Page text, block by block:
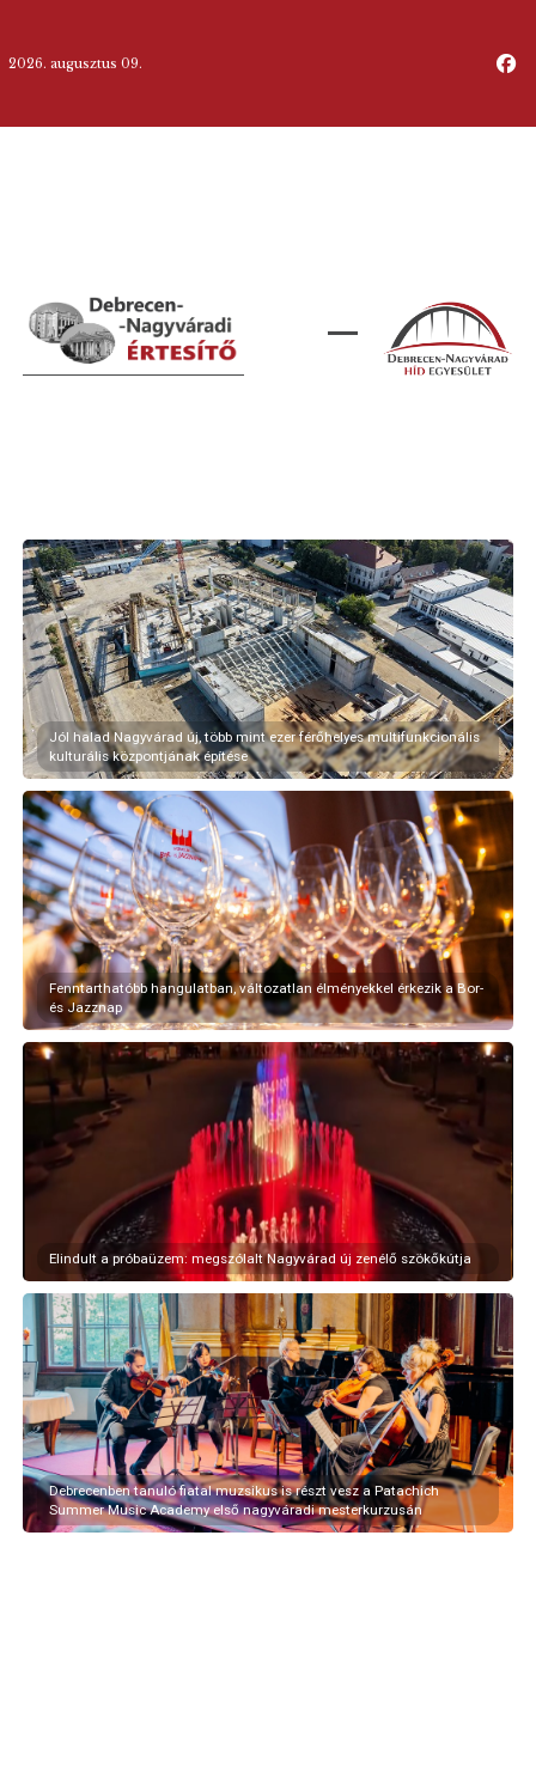
2026. augusztus 09.
Jól halad Nagyvárad új, több mint ezer férőhelyes multifunkcionális
kulturális központjának építése
Fenntarthatóbb hangulatban, változatlan élményekkel érkezik a Bor-
és Jazznap
Elindult a próbaüzem: megszólalt Nagyvárad új zenélő szökőkútja
Debrecenben tanuló fiatal muzsikus is részt vesz a Patachich
Summer Music Academy első nagyváradi mesterkurzusán